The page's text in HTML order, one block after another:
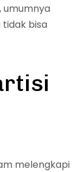
umumnya
bisa
melengkapi